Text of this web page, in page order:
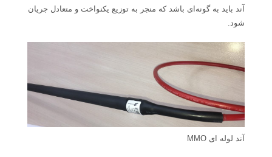
آند باید به گونه‌ای باشد که منجر به توزیع یکنواخت و متعادل جریان
شود.
آند لوله ای MMO